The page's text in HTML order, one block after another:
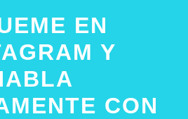
EN
Y
CON